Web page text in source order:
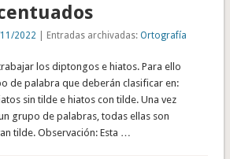
2022 | Entradas archivadas:Ortografía
los diptongos e hiatos. Para ello
de palabra que deberán clasificar en:
sin tilde e hiatos con tilde. Una vez
grupo de palabras, todas ellas son
tilde. Observación: Esta …